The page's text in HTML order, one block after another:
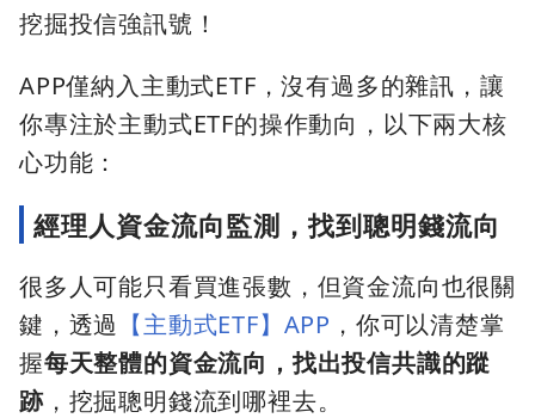
挖掘投信強訊號！
APP僅納入主動式ETF，沒有過多的雜訊，讓
你專注於主動式ETF的操作動向，以下兩大核
心功能：
經理人資金流向監測，找到聰明錢流向
很多人可能只看買進張數，但資金流向也很關
鍵，透過 【主動式ETF】APP ，你可以清楚掌
握每天整體的資金流向，找出投信共識的蹤
跡，挖掘聰明錢流到哪裡去。